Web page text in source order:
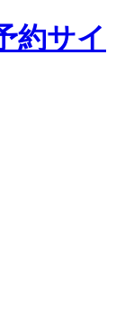
約サイ